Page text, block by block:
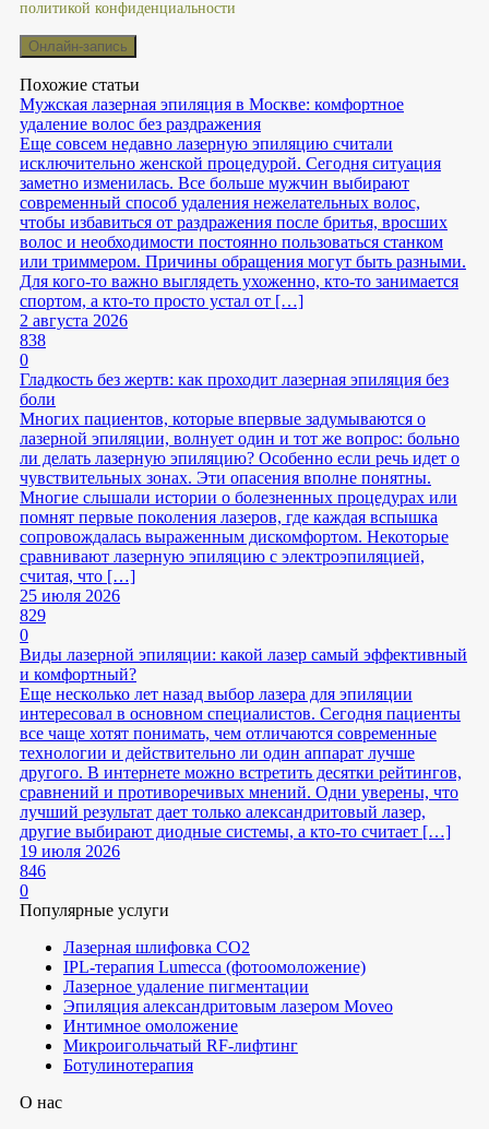
политикой конфиденциальности
Похожие статьи
Мужская лазерная эпиляция в Москве: комфортное
удаление волос без раздражения
Еще совсем недавно лазерную эпиляцию считали
исключительно женской процедурой. Сегодня ситуация
заметно изменилась. Все больше мужчин выбирают
современный способ удаления нежелательных волос,
чтобы избавиться от раздражения после бритья, вросших
волос и необходимости постоянно пользоваться станком
или триммером. Причины обращения могут быть разными.
Для кого-то важно выглядеть ухоженно, кто-то занимается
спортом, а кто-то просто устал от […]
2 августа 2026
838
0
Гладкость без жертв: как проходит лазерная эпиляция без
боли
Многих пациентов, которые впервые задумываются о
лазерной эпиляции, волнует один и тот же вопрос: больно
ли делать лазерную эпиляцию? Особенно если речь идет о
чувствительных зонах. Эти опасения вполне понятны.
Многие слышали истории о болезненных процедурах или
помнят первые поколения лазеров, где каждая вспышка
сопровождалась выраженным дискомфортом. Некоторые
сравнивают лазерную эпиляцию с электроэпиляцией,
считая, что […]
25 июля 2026
829
0
Виды лазерной эпиляции: какой лазер самый эффективный
и комфортный?
Еще несколько лет назад выбор лазера для эпиляции
интересовал в основном специалистов. Сегодня пациенты
все чаще хотят понимать, чем отличаются современные
технологии и действительно ли один аппарат лучше
другого. В интернете можно встретить десятки рейтингов,
сравнений и противоречивых мнений. Одни уверены, что
лучший результат дает только александритовый лазер,
другие выбирают диодные системы, а кто-то считает […]
19 июля 2026
846
0
Популярные услуги
Лазерная шлифовка СО2
IPL-терапия Lumecca (фотоомоложение)
Лазерное удаление пигментации
Эпиляция александритовым лазером Moveo
Интимное омоложение
Микроигольчатый RF-лифтинг
Ботулинотерапия
О нас